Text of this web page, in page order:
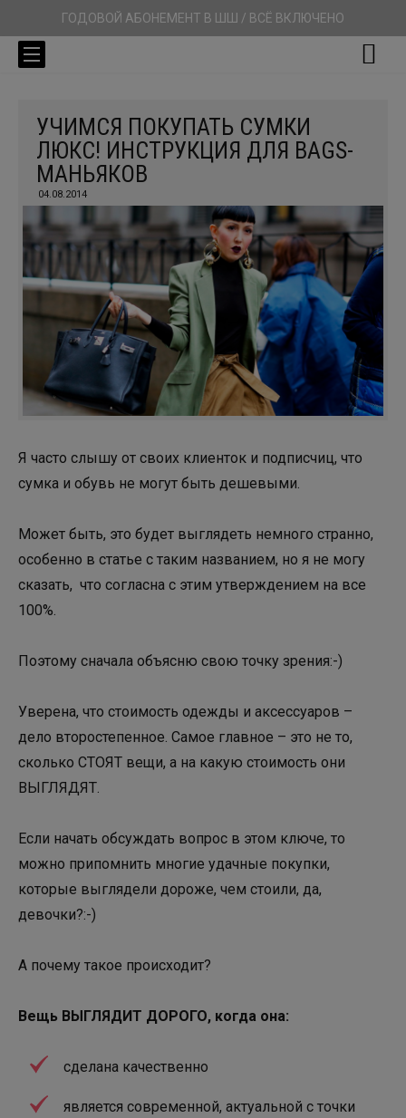
ГОДОВОЙ АБОНЕМЕНТ В ШШ / ВСЁ ВКЛЮЧЕНО
УЧИМСЯ ПОКУПАТЬ СУМКИ
ЛЮКС! ИНСТРУКЦИЯ ДЛЯ BAGS-
МАНЬЯКОВ
04.08.2014
Я часто слышу от своих клиенток и подписчиц, что
сумка и обувь не могут быть дешевыми.
Может быть, это будет выглядеть немного странно,
особенно в статье с таким названием, но я не могу
сказать, что согласна с этим утверждением на все
100%.
Поэтому сначала объясню свою точку зрения:-)
Уверена, что стоимость одежды и аксессуаров –
дело второстепенное. Самое главное – это не то,
сколько СТОЯТ вещи, а на какую стоимость они
ВЫГЛЯДЯТ.
Если начать обсуждать вопрос в этом ключе, то
можно припомнить многие удачные покупки,
которые выглядели дороже, чем стоили, да,
девочки?:-)
А почему такое происходит?
Вещь ВЫГЛЯДИТ ДОРОГО, когда она:
сделана качественно
является современной, актуальной с точки